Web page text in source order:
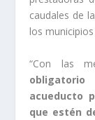
caudales de
los
“Con las
acueducto
que estén